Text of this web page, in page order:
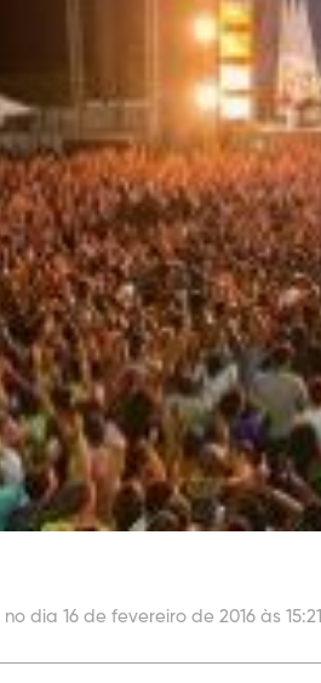
no dia 16 de fevereiro de 2016 às 15:21